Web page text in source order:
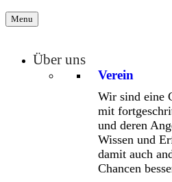
Menu
Über uns
Verein
Wir sind eine
mit
und deren
Wissen und
damit auch
Chancen